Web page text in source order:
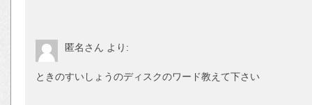
匿名さん より:
ときのすいしょうのディスクのワード教えて下さい